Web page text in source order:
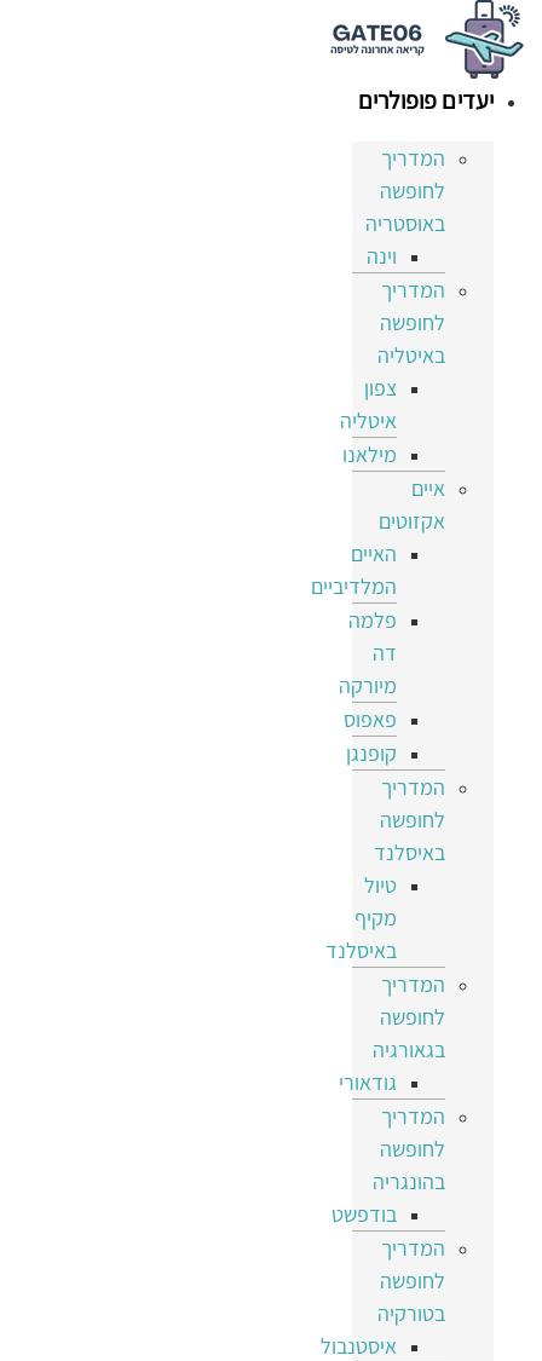
דלג
לתוכן
יעדים פופולרים
המדריך
לחופשה
באוסטריה
וינה
המדריך
לחופשה
באיטליה
צפון
איטליה
מילאנו
איים
אקזוטים
האיים
המלדיביים
פלמה
דה
מיורקה
פאפוס
קופנגן
המדריך
לחופשה
באיסלנד
טיול
מקיף
באיסלנד
המדריך
לחופשה
בגאורגיה
גודאורי
המדריך
לחופשה
בהונגריה
בודפשט
המדריך
לחופשה
בטורקיה
איסטנבול